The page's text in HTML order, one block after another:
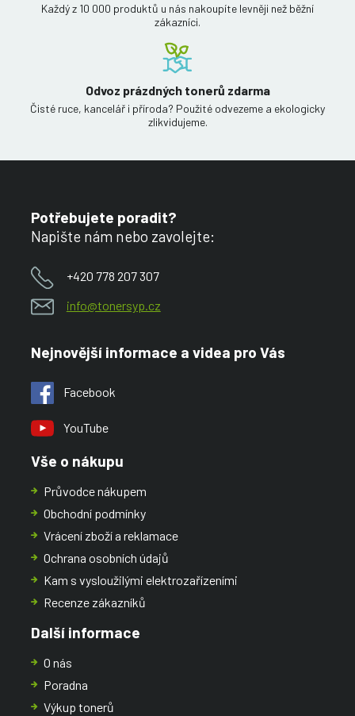
Každý z 10 000 produktů u nás nakoupíte levněji než běžní
zákazníci.
Odvoz prázdných tonerů zdarma
Čisté ruce, kancelář i příroda? Použité odvezeme a ekologicky
zlikvidujeme.
Potřebujete poradit?
Napište nám nebo zavolejte:
+420 778 207 307
info@tonersyp.cz
Nejnovější informace a videa pro Vás
Facebook
YouTube
Vše o nákupu
Průvodce nákupem
Obchodní podmínky
Vrácení zboží a reklamace
Ochrana osobních údajů
Kam s vysloužilými elektrozařízeními
Recenze zákazníků
Další informace
O nás
Poradna
Výkup tonerů